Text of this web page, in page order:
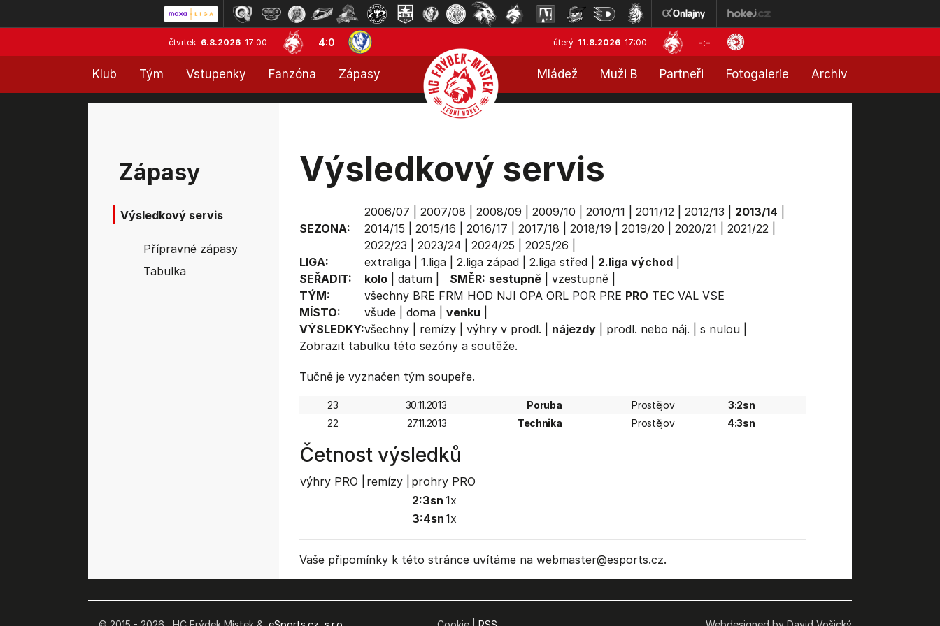
čtvrtek 6.8.2026 17:00 4:0 úterý 11.8.2026 17:00 -:-
Klub Tým Vstupenky Fanzóna Zápasy Mládež Muži B Partneři Fotogalerie Archiv
Zápasy
Výsledkový servis
Přípravné zápasy
Tabulka
Výsledkový servis
SEZONA:
2006/07 2007/08 2008/09 2009/10 2010/11 2011/12| 2012/13 2013/14
2014/15
2015/16 2016/17 2017/18 2018/19 2019/20 2020/21 2021/22|
2022/23
2023/24 2024/25 2025/26
LIGA:
extraliga| 1.liga| 2.liga západ| 2.liga střed| 2.liga východ|
SEŘADIT:
kolo| datum| SMĚR: sestupně| vzestupně|
TÝM:
všechny BRE FRM HOD NJI OPA ORL POR PRE PRO TEC VAL VSE
MÍSTO:
všude| doma| venku
VÝSLEDKY:všechny| remízy| výhry v prodl. nájezdy| prodl. nebo náj. s nulou|
Zobrazit tabulkutéto sezóny a soutěže.
Tučně je vyznačen tým soupeře.
23 30.11.2013 Poruba Prostějov
3:2sn
22
27.11.2013 Technika Prostějov 4:3sn
Četnost výsledků
výhry PRO | remízy |
prohry PRO
2:3sn 1x
3:4sn1x
Vaše připomínky k této stránce uvítáme na webmaster@esports.cz.